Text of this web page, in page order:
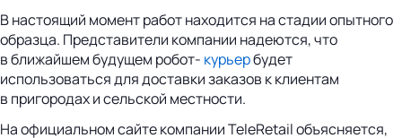
В настоящий момент работ находится на стадии опытного
образца. Представители компании надеются, что
в ближайшем будущем робот- курьербудет
использоваться для доставки заказов к клиентам
в пригородах и сельской местности.
На официальном сайте компании TeleRetail объясняется,